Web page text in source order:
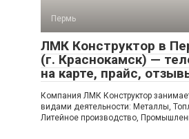
Пермь
ЛМК Конструктор в
(г. Краснокамск) —
на карте, прайс,
Компания ЛМК Конструктор
видами деятельности: Металлы,
Литейное производство,